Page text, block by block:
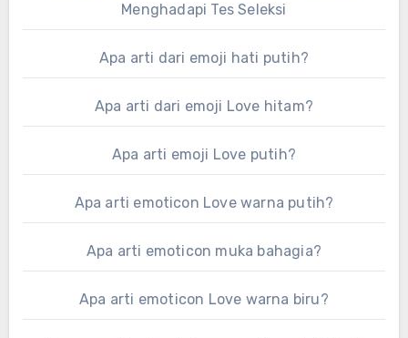
Menghadapi Tes Seleksi
Apa arti dari emoji hati putih?
Apa arti dari emoji Love hitam?
Apa arti emoji Love putih?
Apa arti emoticon Love warna putih?
Apa arti emoticon muka bahagia?
Apa arti emoticon Love warna biru?